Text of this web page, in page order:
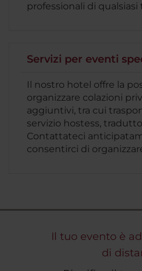
professionali di qualsiasi
Servizi per eventi
Il nostro hotel offre la
organizzare colazioni
aggiuntivi, tra cui
servizio hostess,
Contattateci
consentirci di
Il tuo evento è
di